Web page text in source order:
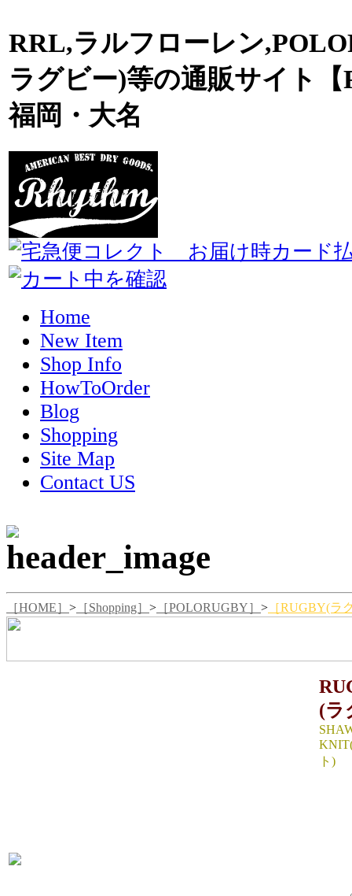
RRL,ラルフローレン
ラグビー)等の通販サイト
福岡・大名
Home
New Item
Shop Info
HowToOrder
Blog
Shopping
Site Map
Contact US
［HOME］ > ［Shopping］ > ［POLORUGBY］ > ［RUGBY(ラ
(ラ
ト)